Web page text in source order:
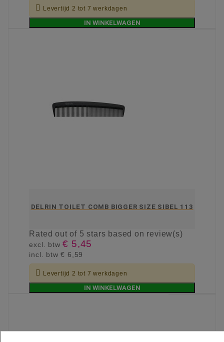
 Levertijd 2 tot 7 werkdagen
IN WINKELWAGEN
DELRIN TOILET COMB BIGGER SIZE SIBEL 113
Ratedout of 5 stars based on review(s)
excl. btw€ 5,45
incl. btw€ 6,59
 Levertijd 2 tot 7 werkdagen
IN WINKELWAGEN